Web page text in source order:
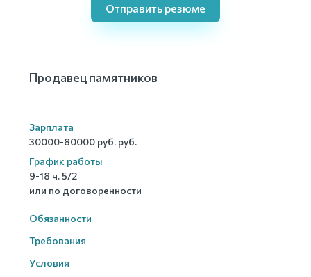
Отправить резюме
Продавец памятников
Зарплата
30000-80000 руб. руб.
График работы
9-18 ч. 5/2
или по договоренности
Обязанности
Требования
Условия